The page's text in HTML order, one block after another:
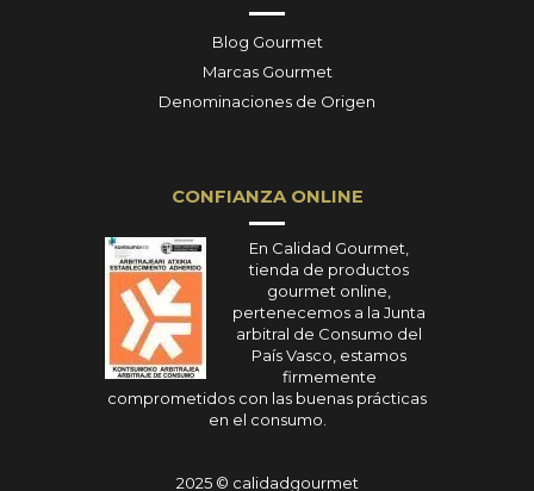
Blog Gourmet
Marcas Gourmet
Denominaciones de Origen
CONFIANZA ONLINE
En Calidad Gourmet,
tienda de productos
gourmet online,
pertenecemos a la Junta
arbitral de Consumo del
País Vasco, estamos
firmemente
comprometidos con las buenas prácticas
en el consumo.
2025 © calidadgourmet